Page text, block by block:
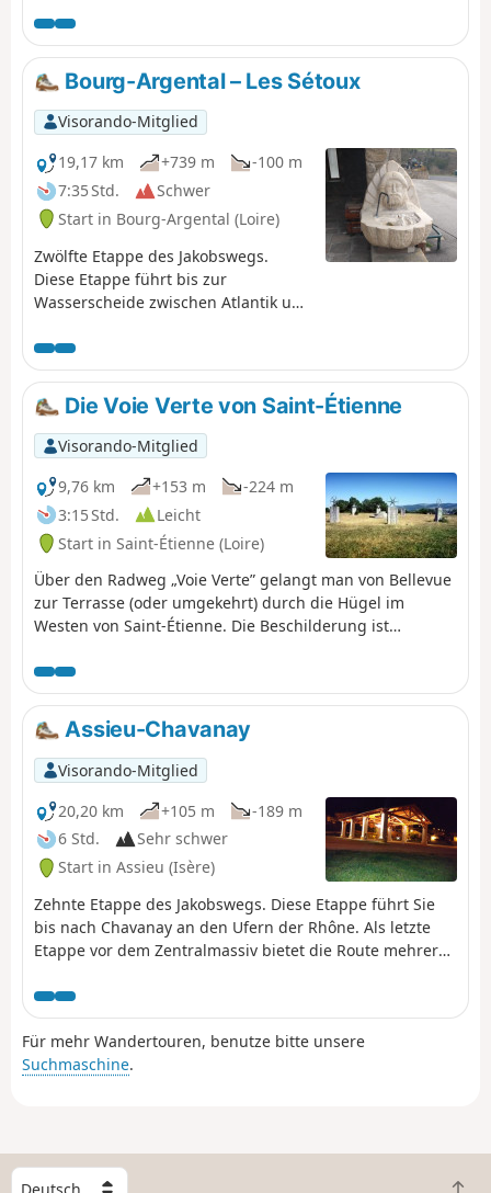
Bourg-Argental – Les Sétoux
Visorando-Mitglied
19,17 km
+739 m
-100 m
7:35 Std.
Schwer
Start in Bourg-Argental (Loire)
Zwölfte Etappe des Jakobswegs.
Diese Etappe führt bis zur
Wasserscheide zwischen Atlantik und
zwischen den letzten Ausläufern des
Rhonetals und den vulkanischen
Hochebenen des Velay. Von Bourg-
Argental aus folgen Sie mehrere
Kilometer lang der Via Fluvia, um den
Aufstieg zum Col du Tracol durch
den Wald von Taillard zu beginnen.
Die Voie Verte von Saint-Étienne
Visorando-Mitglied
9,76 km
+153 m
-224 m
3:15 Std.
Leicht
Start in Saint-Étienne (Loire)
Über den Radweg „Voie Verte” gelangt man von Bellevue
zur Terrasse (oder umgekehrt) durch die Hügel im
Westen von Saint-Étienne. Die Beschilderung ist
irreführend und meistens ungeeignet. All dies sind
Gründe für den Vorschlag dieser Wanderung mit einer
detaillierten Beschreibung. Es ist möglich, sie in zwei
Teile zu teilen, indem man am Puits Couriot Halt macht.
Die Aktualisierung der Route/Beschreibung vom 16.
August 2020 berücksichtigt die neue Streckenführung ab
Bellevue.
Assieu-Chavanay
Visorando-Mitglied
20,20 km
+105 m
-189 m
6 Std.
Sehr schwer
Start in Assieu (Isère)
Zehnte Etappe des Jakobswegs. Diese Etappe führt Sie
bis nach Chavanay an den Ufern der Rhône. Als letzte
Etappe vor dem Zentralmassiv bietet die Route mehrere
Jakobsweg-Vereinigungen markierten Wegen. Bleiben
Sie unbedingt auf demGR®65, um unnötige Umwege zu
vermeiden. Es ist vielleicht nicht der angenehmste
Abschnitt des Weges, aber einige Abschnitte wie
Für mehr Wandertouren, benutze bitte unsere
Suchmaschine.
W